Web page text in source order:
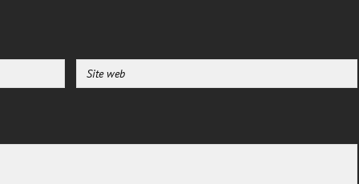
besoins, y compris le superbe